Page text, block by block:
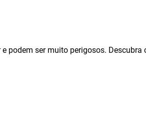
podem ser muito perigosos.